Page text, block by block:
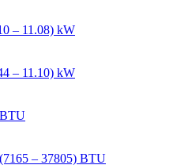
– 11.08) kW
– 11.10) kW
– 37805) BTU